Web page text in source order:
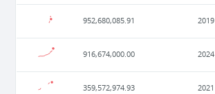
2019
952,680,085.91
2024
916,674,000.00
2021
359,572,974.93